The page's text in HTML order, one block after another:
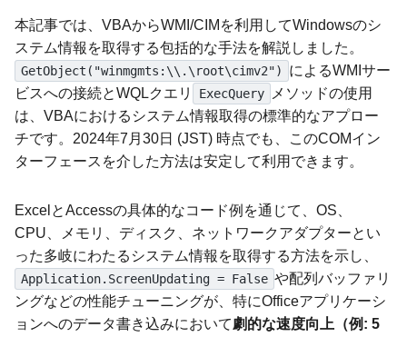
本記事では、VBAからWMI/CIMを利用してWindowsのシ
ステム情報を取得する包括的な手法を解説しました。
GetObject("winmgmts:\\.\root\cimv2")
によるWMIサー
ビスへの接続とWQLクエリ
ExecQuery
メソッドの使用
は、VBAにおけるシステム情報取得の標準的なアプロー
チです。2024年7月30日 (JST) 時点でも、このCOMイン
ターフェースを介した方法は安定して利用できます。
ExcelとAccessの具体的なコード例を通じて、OS、
CPU、メモリ、ディスク、ネットワークアダプターとい
った多岐にわたるシステム情報を取得する方法を示し、
Application.ScreenUpdating = False や配列バッファリ
ングなどの性能チューニングが、特にOfficeアプリケーシ
ョンへのデータ書き込みにおいて劇的な速度向上（例: 5